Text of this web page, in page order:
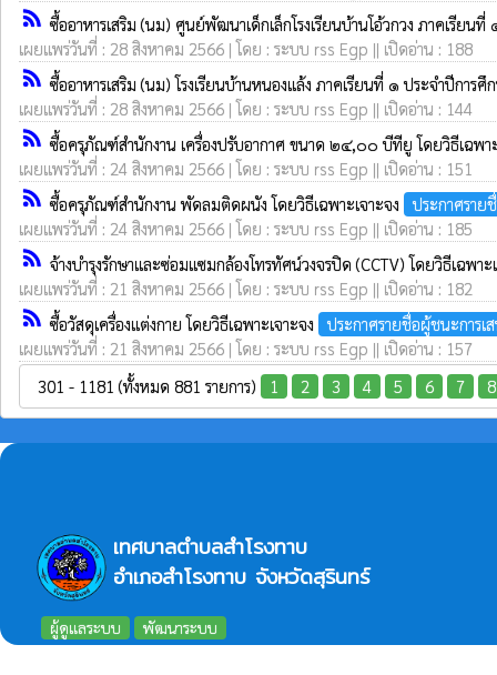
rss_feed ซื้ออาหารเสริม (นม) ศูนย์พัฒนาเด็กเล็กโรงเรียนบ้านโอ้วกวง ภาคเรี
เผยแพร่วันที่ : 28 สิงหาคม 2566 | โดย : ระบบ rss Egp || เปิดอ่าน : 188
rss_feed ซื้ออาหารเสริม (นม) โรงเรียนบ้านหนองแล้ง ภาคเรียนที่ ๑ ประจำปีก
เผยแพร่วันที่ : 28 สิงหาคม 2566 | โดย : ระบบ rss Egp || เปิดอ่าน : 144
rss_feed ซื้อครุภัณฑ์สำนักงาน เครื่องปรับอากาศ ขนาด ๒๔,๐๐ บีทียู โดยวิธีเฉพา
เผยแพร่วันที่ : 24 สิงหาคม 2566 | โดย : ระบบ rss Egp || เปิดอ่าน : 151
rss_feed ซื้อครุภัณฑ์สำนักงาน พัดลมติดผนัง โดยวิธีเฉพาะเจาะจง
ประกาศราย
เผยแพร่วันที่ : 24 สิงหาคม 2566 | โดย : ระบบ rss Egp || เปิดอ่าน : 185
rss_feed จ้างบำรุงรักษาและซ่อมแซมกล้องโทรทัศน์วงจรปิด (CCTV) โดยวิธีเฉพาะ
เผยแพร่วันที่ : 21 สิงหาคม 2566 | โดย : ระบบ rss Egp || เปิดอ่าน : 182
rss_feed ซื้อวัสดุเครื่องแต่งกาย โดยวิธีเฉพาะเจาะจง
ประกาศรายชื่อผู้ชนะการเ
เผยแพร่วันที่ : 21 สิงหาคม 2566 | โดย : ระบบ rss Egp || เปิดอ่าน : 157
301 - 1181 (ทั้งหมด 881 รายการ)
1 2 3 4 5 6 7 8
เทศบาลตำบลสำโรงทาบ
อำเภอสำโรงทาบ จังหวัดสุรินทร์
ผู้ดูแลระบบ พัฒนาระบบ